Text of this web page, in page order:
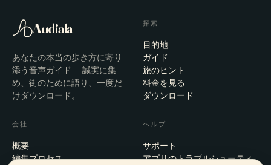
Audiala
あなたの本当の歩き方に寄り
添う音声ガイド — 誠実に集
め、街のために語り、一度だ
けダウンロード。
探索
目的地
ガイド
旅のヒント
料金を見る
ダウンロード
会社
概要
編集プロセス
ヘルプ
サポート
アプリのトラブルシューティ